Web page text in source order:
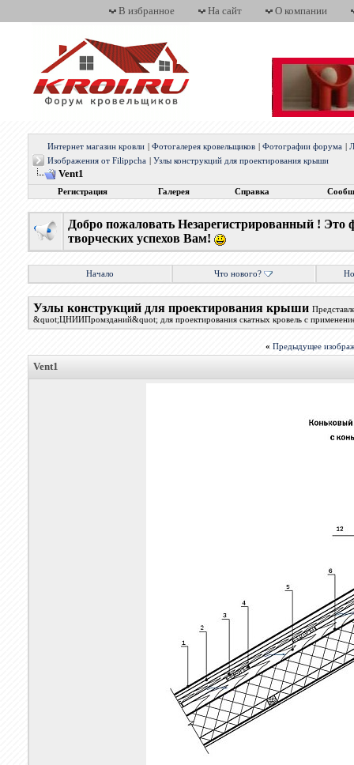
В избранное На сайт О компании
Интернет магазин кровли Фотогалерея кровельщиков Фотографии форума
Изображения от Filippcha
Узлы конструкций для проектирования крыши
Vent1
Регистрация Галерея Справка
Добро пожаловать Незарегистрированный !
творческих успехов Вам!
Начало Что нового?
Узлы конструкций для проектирования крыши
&quot;ЦНИИПромзданий&quot; для проектирования скатных кровель с
« Предыдущее
Vent1